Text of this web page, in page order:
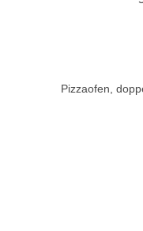
Pizzaofen,